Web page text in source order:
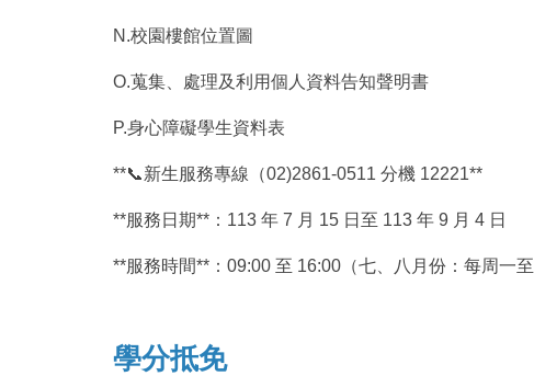
N.校園樓館位置圖
O.蒐集、處理及利用個人資料告知聲明書
P.身心障礙學生資料表
**📞新生服務專線（02)2861-0511 分機 12221**
**服務日期**：113 年 7 月 15 日至 113 年 9 月 4 日
**服務時間**：09:00 至 16:00（七、八月份：每周一至
學分抵免